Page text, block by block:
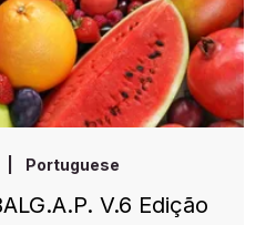
Portuguese
V.6 Edição